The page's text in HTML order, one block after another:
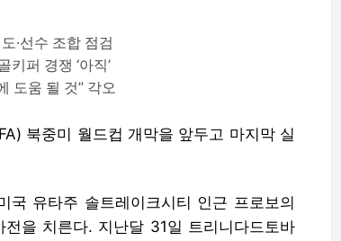
·선수 조합 점검
키퍼 경쟁 ‘아직’
도움 될 것” 각오
북중미 월드컵 개막을 앞두고 마지막 실
유타주 솔트레이크시티 인근 프로보의
을 치른다. 지난달 31일 트리니다드토바